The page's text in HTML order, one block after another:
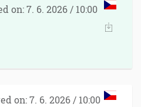
on: 7. 6. 2026 / 10:00
on: 7. 6. 2026 / 10:00